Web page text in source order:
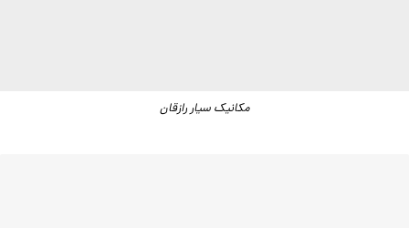
مکانیک سیار رازقان